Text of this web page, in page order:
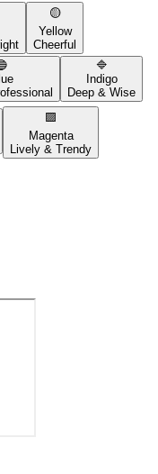
🟡
Yellow
Cheerful
🔷
Indigo
Deep & Wise
🟪
Magenta
Lively & Trendy